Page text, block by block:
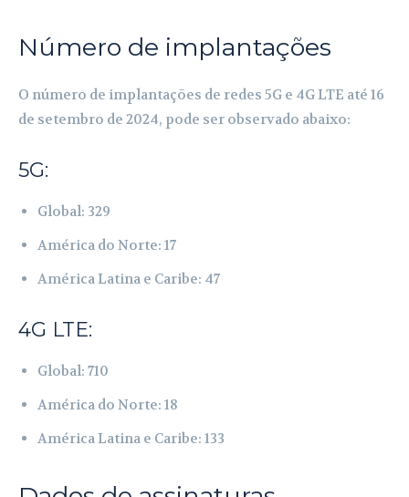
Número de implantações
O número de implantações de redes 5G e 4G LTE até 16
de setembro de 2024, pode ser observado abaixo:
5G:
Global: 329
América do Norte: 17
América Latina e Caribe: 47
4G LTE:
Global: 710
América do Norte: 18
América Latina e Caribe: 133